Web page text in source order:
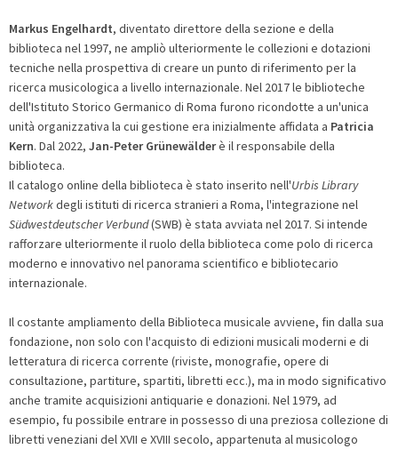
Markus Engelhardt, diventato direttore della sezione e della
biblioteca nel 1997, ne ampliò ulteriormente le collezioni e dotazioni
tecniche nella prospettiva di creare un punto di riferimento per la
ricerca musicologica a livello internazionale. Nel 2017 le biblioteche
dell'Istituto Storico Germanico di Roma furono ricondotte a un'unica
unità organizzativa la cui gestione era inizialmente affidata a Patricia
Kern. Dal 2022, Jan-Peter Grünewälderè il responsabile della
biblioteca.
Il catalogo online della biblioteca è stato inserito nell'Urbis Library
Networkdegli istituti di ricerca stranieri a Roma, l'integrazione nel
Südwestdeutscher Verbund(SWB) è stata avviata nel 2017. Si intende
rafforzare ulteriormente il ruolo della biblioteca come polo di ricerca
moderno e innovativo nel panorama scientifico e bibliotecario
internazionale.
Il costante ampliamento della Biblioteca musicale avviene, fin dalla sua
fondazione, non solo con l'acquisto di edizioni musicali moderni e di
letteratura di ricerca corrente (riviste, monografie, opere di
consultazione, partiture, spartiti, libretti ecc.), ma in modo significativo
anche tramite acquisizioni antiquarie e donazioni. Nel 1979, ad
esempio, fu possibile entrare in possesso di una preziosa collezione di
libretti veneziani del XVII e XVIII secolo, appartenuta al musicologo